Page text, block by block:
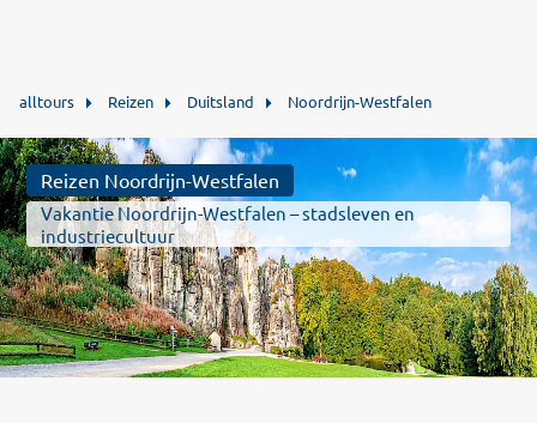
alltours Reizen Duitsland Noordrijn-Westfalen
Reizen Noordrijn-Westfalen
Vakantie Noordrijn-Westfalen – stadsleven en
industriecultuur